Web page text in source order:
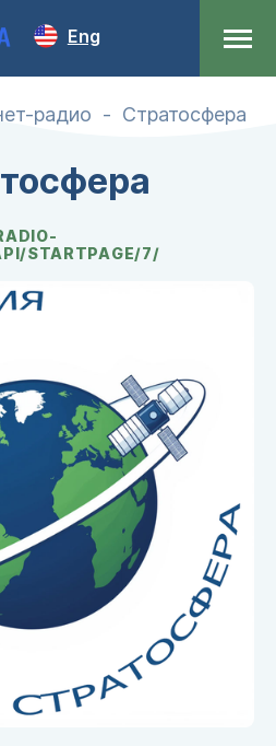
Eng
радио Стратосфера
STARTPAGE/7/